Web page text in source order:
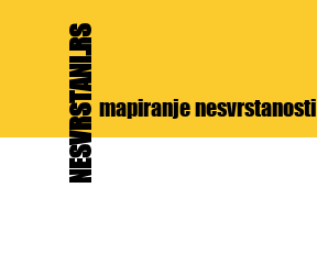
NESVRSTANI.RS mapiranje nesvrstanosti